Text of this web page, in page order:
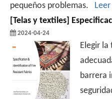
pequeños problemas.
Telas y textiles Especificación e
2024-04-24
Elegir la
barrera